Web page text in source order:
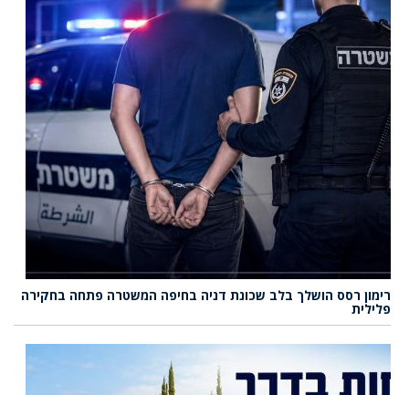
רימון רסס הושלך בלב שכונת דניה בחיפה המשטרה פתחה בחקירה
פלילית